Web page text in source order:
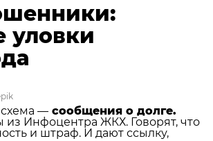
уловки
схема — сообщения о долге.
из Инфоцентра ЖКХ. Говорят, что
и штраф. И дают ссылку,